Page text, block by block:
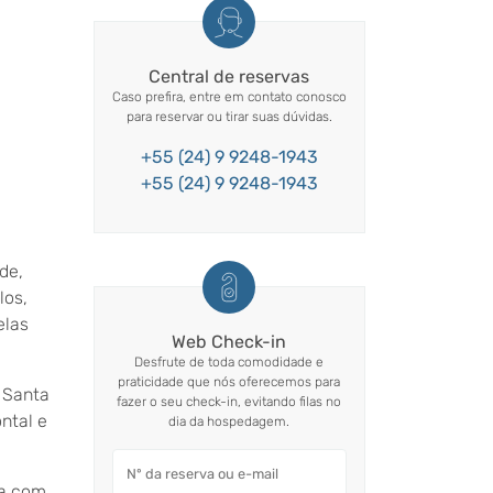
e
Central de reservas
Caso prefira, entre em contato conosco
para reservar ou tirar suas dúvidas.
+55 (24) 9 9248-1943
+55 (24) 9 9248-1943
Web Check-in
Desfrute de toda comodidade e
praticidade que nós oferecemos para
fazer o seu check-in, evitando filas no
dia da hospedagem.